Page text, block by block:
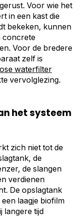
Voor wie het
in een kast die
bekeken, kunnen
concrete
Voor de bredere
zelf is
waterfilter
vervolglezing.
het systeem
zich niet tot de
de
de slangen
verdienen
De opslagtank
laagje biofilm
langere tijd